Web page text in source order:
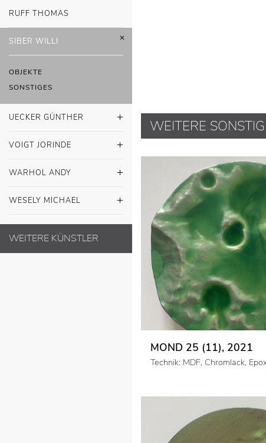
RUFF THOMAS
SIBER WILLI
OBJEKTE
SONSTIGES
UECKER GÜNTHER
VOIGT JORINDE
WARHOL ANDY
WESELY MICHAEL
WEITERE KÜNSTLER
MOND 25 (11), 2021
Technik: MDF, Chromlack, Epoxy